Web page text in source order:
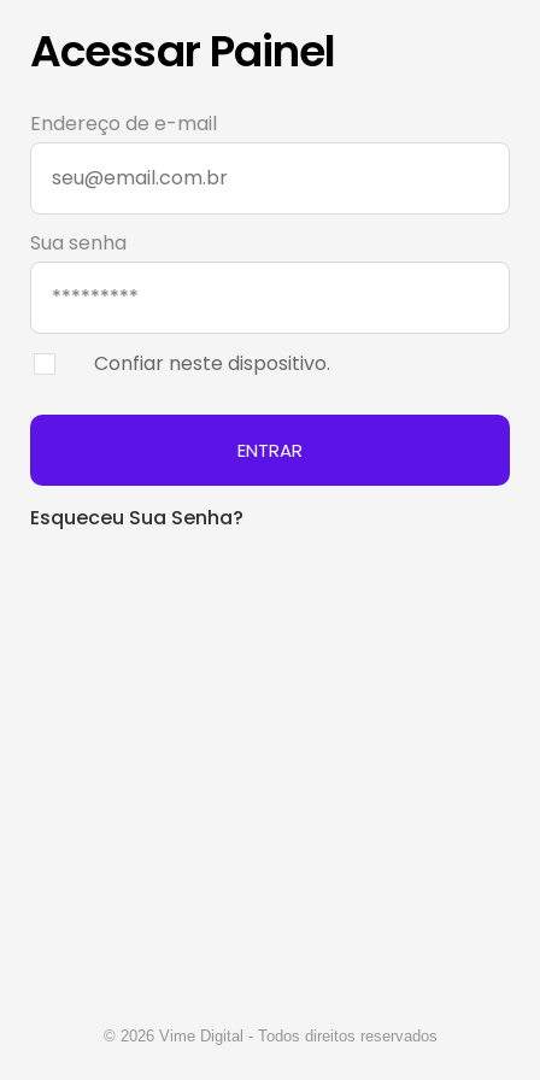
Acessar Painel
Endereço de e-mail
Sua senha
Confiar neste dispositivo.
ENTRAR
Esqueceu Sua Senha?
© 2026 Vime Digital - Todos direitos reservados